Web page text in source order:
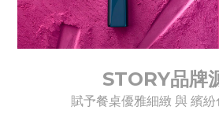
STORY品牌
賦予餐桌優雅細緻 與 繽